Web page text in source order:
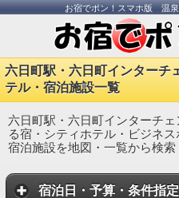
お宿でポン！スマホ版 温
六日町駅・六日町インターチ
テル・宿泊施設一覧
六日町駅・六日町インターチ
る宿・シティホテル・ビジネ
宿泊施設を地図・一覧から検索
宿泊日・予算・条件指定